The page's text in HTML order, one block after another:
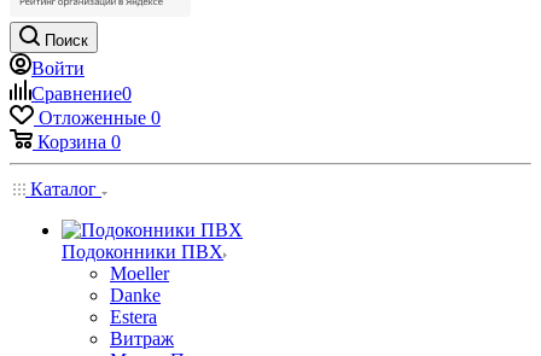
Поиск
Войти
Сравнение0
Отложенные 0
Корзина 0
Каталог
Подоконники ПВХ
Moeller
Danke
Estera
Витраж